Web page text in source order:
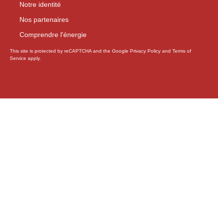
Notre identité
Nos partenaires
Comprendre l'énergie
This site is protected by reCAPTCHA and the Google Privacy Policy and Terms of
Service apply.